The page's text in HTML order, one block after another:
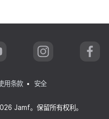
Jamf。​保留​所有​权利。
用条款 安全
I
n
a
g
a
m
F
a